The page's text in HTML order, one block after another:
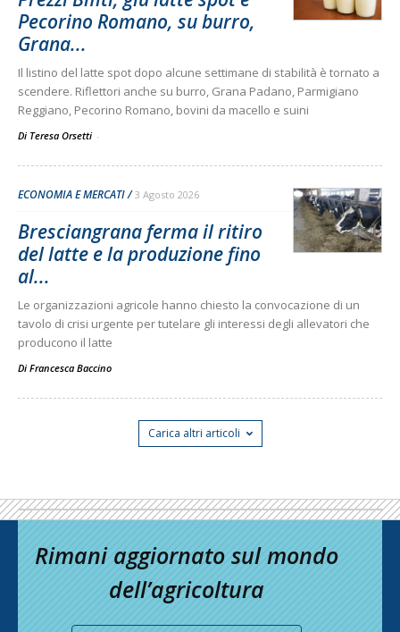
Pecorino Romano, su burro,
Grana...
Il listino del latte spot dopo alcune settimane di stabilità è tornato a
scendere. Riflettori anche su burro, Grana Padano, Parmigiano
Reggiano, Pecorino Romano, bovini da macello e suini
Di Teresa Orsetti -
ECONOMIA E MERCATI 3 Agosto 2026
Bresciangrana ferma il ritiro
del latte e la produzione fino
al...
Le organizzazioni agricole hanno chiesto la convocazione di un
tavolo di crisi urgente per tutelare gli interessi degli allevatori che
producono il latte
Di Francesca Baccino
Carica altri articoli
Rimani aggiornato sul mondo
dell’agricoltura